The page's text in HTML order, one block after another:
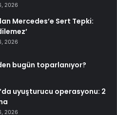
2026
Mercedes’e Sert Tepki:
2026
bugün toparlanıyor?
uyuşturucu operasyonu: 2
2026